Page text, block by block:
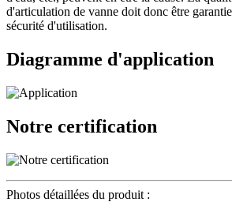
d'articulation de vanne doit donc être
sécurité d'utilisation.
Diagramme d'application
Notre certification
Photos détaillées du produit :